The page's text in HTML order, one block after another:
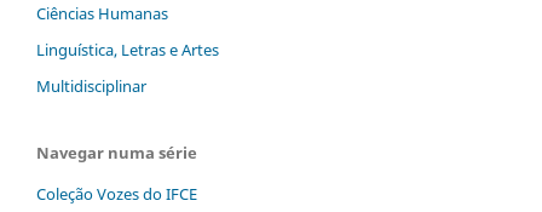
Ciências Humanas
Linguística, Letras e Artes
Multidisciplinar
Navegar numa série
Coleção Vozes do IFCE